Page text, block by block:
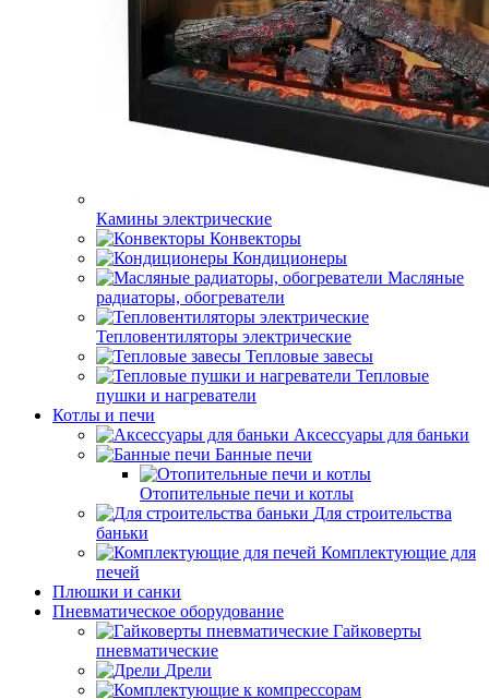
Камины электрические
Конвекторы
Кондиционеры
Масляные
радиаторы, обогреватели
Тепловентиляторы электрические
Тепловые завесы
Тепловые
пушки и нагреватели
Котлы и печи
Аксессуары для баньки
Банные печи
Отопительные печи и котлы
Для строительства
баньки
Комплектующие для
печей
Плюшки и санки
Пневматическое оборудование
Гайковерты
пневматические
Дрели